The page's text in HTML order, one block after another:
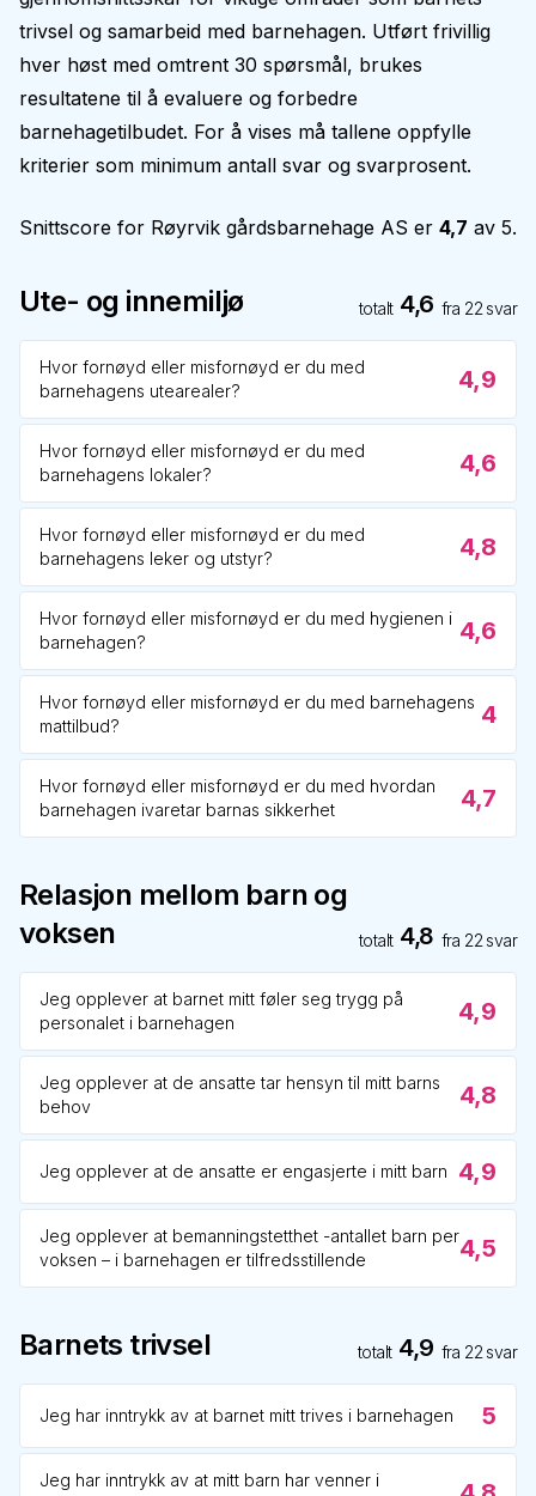
trivsel og samarbeid med barnehagen. Utført frivillig
hver høst med omtrent 30 spørsmål, brukes
resultatene til å evaluere og forbedre
barnehagetilbudet. For å vises må tallene oppfylle
kriterier som minimum antall svar og svarprosent.
Snittscore for Røyrvik gårdsbarnehage AS er 4,7 av 5.
Ute- og innemiljø totalt 4,6 fra 22 svar
Hvor fornøyd eller misfornøyd er du med
barnehagens utearealer?
4,9
Hvor fornøyd eller misfornøyd er du med
barnehagens lokaler?
4,6
Hvor fornøyd eller misfornøyd er du med
barnehagens leker og utstyr?
4,8
Hvor fornøyd eller misfornøyd er du med hygienen i
barnehagen?
4,6
Hvor fornøyd eller misfornøyd er du med barnehagens
mattilbud?
4
Hvor fornøyd eller misfornøyd er du med hvordan
barnehagen ivaretar barnas sikkerhet
4,7
Relasjon mellom barn og
voksen
totalt 4,8 fra 22 svar
Jeg opplever at barnet mitt føler seg trygg på
personalet i barnehagen
4,9
Jeg opplever at de ansatte tar hensyn til mitt barns
behov
4,8
Jeg opplever at de ansatte er engasjerte i mitt barn 4,9
Jeg opplever at bemanningstetthet -antallet barn per
voksen – i barnehagen er tilfredsstillende
4,5
Barnets trivsel totalt 4,9 fra 22 svar
Jeg har inntrykk av at barnet mitt trives i barnehagen 5
Jeg har inntrykk av at mitt barn har venner i